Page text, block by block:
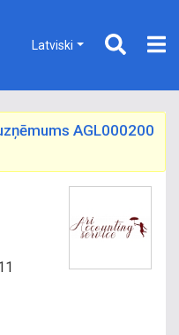
Latviski
AGL000200